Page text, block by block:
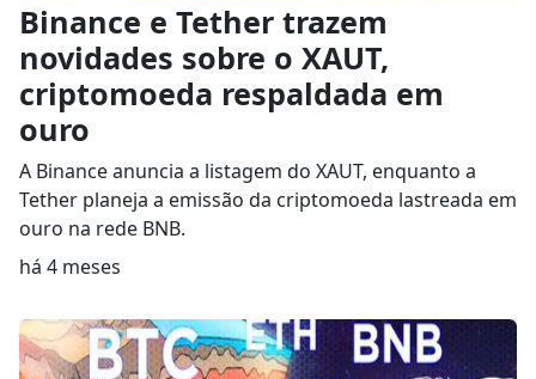
Binance e Tether trazem
novidades sobre o XAUT,
criptomoeda respaldada em
ouro
A Binance anuncia a listagem do XAUT, enquanto a
Tether planeja a emissão da criptomoeda lastreada em
ouro na rede BNB.
há 4 meses